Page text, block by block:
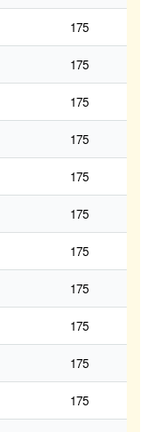
175
175
175
175
175
175
175
175
175
175
175